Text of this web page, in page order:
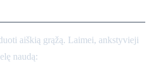
aiškią grąžą. Laimei, ankstyvieji
naudą: